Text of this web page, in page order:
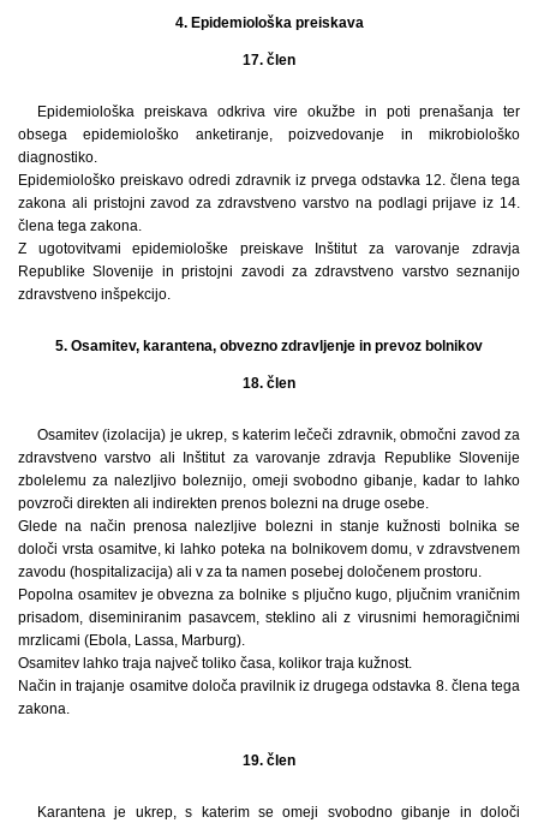
4. Epidemiološka preiskava
17. člen
Epidemiološka preiskava odkriva vire okužbe in poti prenašanja ter
obsega epidemiološko anketiranje, poizvedovanje in mikrobiološko
diagnostiko.
Epidemiološko preiskavo odredi zdravnik iz prvega odstavka 12. člena tega
zakona ali pristojni zavod za zdravstveno varstvo na podlagi prijave iz 14.
člena tega zakona.
Z ugotovitvami epidemiološke preiskave Inštitut za varovanje zdravja
Republike Slovenije in pristojni zavodi za zdravstveno varstvo seznanijo
zdravstveno inšpekcijo.
5. Osamitev, karantena, obvezno zdravljenje in prevoz bolnikov
18. člen
Osamitev (izolacija) je ukrep, s katerim lečeči zdravnik, območni zavod za
zdravstveno varstvo ali Inštitut za varovanje zdravja Republike Slovenije
zbolelemu za nalezljivo boleznijo, omeji svobodno gibanje, kadar to lahko
povzroči direkten ali indirekten prenos bolezni na druge osebe.
Glede na način prenosa nalezljive bolezni in stanje kužnosti bolnika se
določi vrsta osamitve, ki lahko poteka na bolnikovem domu, v zdravstvenem
zavodu (hospitalizacija) ali v za ta namen posebej določenem prostoru.
Popolna osamitev je obvezna za bolnike s pljučno kugo, pljučnim vraničnim
prisadom, diseminiranim pasavcem, steklino ali z virusnimi hemoragičnimi
mrzlicami (Ebola, Lassa, Marburg).
Osamitev lahko traja največ toliko časa, kolikor traja kužnost.
Način in trajanje osamitve določa pravilnik iz drugega odstavka 8. člena tega
zakona.
19. člen
Karantena je ukrep, s katerim se omeji svobodno gibanje in določi